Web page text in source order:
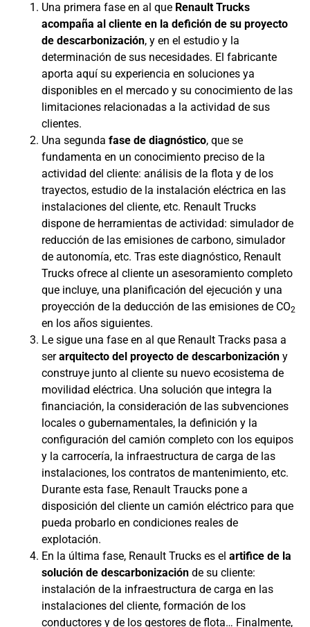
Una primera fase en al que Renault Trucks
acompaña al cliente en la defición de su proyecto
de descarbonización, y en el estudio y la
determinación de sus necesidades. El fabricante
aporta aquí su experiencia en soluciones ya
disponibles en el mercado y su conocimiento de las
limitaciones relacionadas a la actividad de sus
clientes.
Una segunda fase de diagnóstico, que se
fundamenta en un conocimiento preciso de la
actividad del cliente: análisis de la flota y de los
trayectos, estudio de la instalación eléctrica en las
instalaciones del cliente, etc. Renault Trucks
dispone de herramientas de actividad: simulador de
reducción de las emisiones de carbono, simulador
de autonomía, etc. Tras este diagnóstico, Renault
Trucks ofrece al cliente un asesoramiento completo
que incluye, una planificación del ejecución y una
proyección de la deducción de las emisiones de CO2
en los años siguientes.
Le sigue una fase en al que Renault Tracks pasa a
serarquitecto del proyecto de descarbonización y
construye junto al cliente su nuevo ecosistema de
movilidad eléctrica. Una solución que integra la
financiación, la consideración de las subvenciones
locales o gubernamentales, la definición y la
configuración del camión completo con los equipos
y la carrocería, la infraestructura de carga de las
instalaciones, los contratos de mantenimiento, etc.
Durante esta fase, Renault Traucks pone a
disposición del cliente un camión eléctrico para que
pueda probarlo en condiciones reales de
explotación.
En la última fase, Renault Trucks es el artifice de la
solución de descarbonización de su cliente:
instalación de la infraestructura de carga en las
instalaciones del cliente, formación de los
conductores y de los gestores de flota… Finalmente,